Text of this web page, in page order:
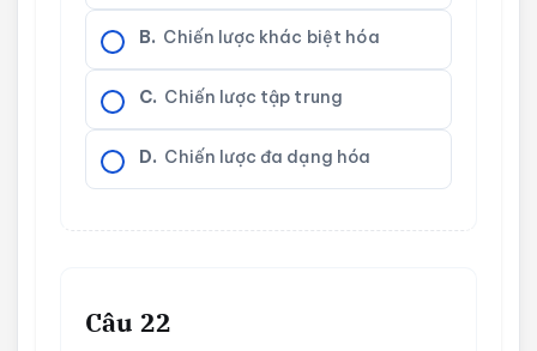
B. Chiến lược khác biệt hóa
C. Chiến lược tập trung
D. Chiến lược đa dạng hóa
Câu 22